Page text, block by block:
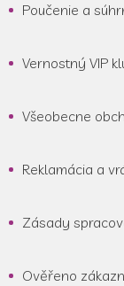
Poučenie a
Vernostný VIP
Všeobecne
Reklamácia a
Zásady
Ověřeno